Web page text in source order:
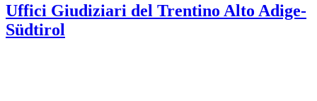
Uffici Giudiziari del Trentino Alto Adige-
Südtirol